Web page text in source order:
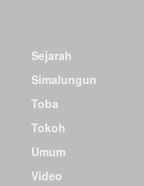
Sejarah
Simalungun
Toba
Tokoh
Umum
Video